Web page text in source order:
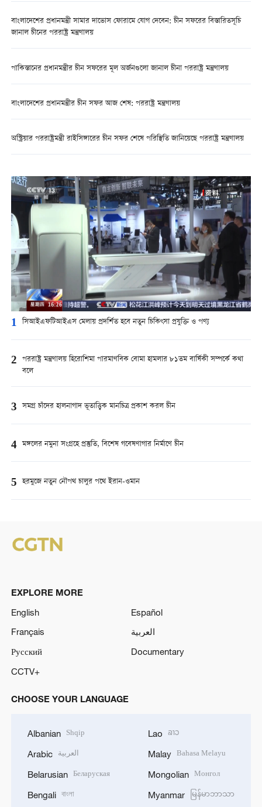
বাংলাদেশের প্রধানমন্ত্রী সামার দাভোস ফোরামে যোগ দেবেন: চীন সফরের বিস্তারিতসূচি
জানাল চীনের পররাষ্ট্র মন্ত্রণালয়
পাকিস্তানের প্রধানমন্ত্রীর চীন সফরের মূল অর্জনগুলো জানাল চীনা পররাষ্ট্র মন্ত্রণালয়
বাংলাদেশের প্রধানমন্ত্রীর চীন সফর আজ শেষ: পররাষ্ট্র মন্ত্রণালয়
অস্ট্রিয়ার পররাষ্ট্রমন্ত্রী রাইসিঙ্গারের চীন সফর শেষে পরিস্থিতি জানিয়েছে পররাষ্ট্র মন্ত্রণালয়
1 সিআইএফটিআইএস মেলায় প্রদর্শিত হবে নতুন চিকিৎসা প্রযুক্তি ও পণ্য
2 পররাষ্ট্র মন্ত্রণালয় হিরোশিমা পারমাণবিক বোমা হামলার ৮১তম বার্ষিকী সম্পর্কে কথা
বলে
3 সমগ্র চাঁদের হালনাগাদ ভূতাত্ত্বিক মানচিত্র প্রকাশ করল চীন
4 মঙ্গলের নমুনা সংগ্রহে প্রস্তুতি, বিশেষ গবেষণাগার নির্মাণে চীন
5 হরমুজে নতুন নৌপথ চালুর পথে ইরান-ওমান
EXPLORE MORE
English
Español
Français
العربية
Русский
Documentary
CCTV+
CHOOSE YOUR LANGUAGE
Albanian Shqip
Arabic العربية
Belarusian Беларуская
Bengali বাংলা
Lao ລາວ
Malay Bahasa Melayu
Mongolian Монгол
Myanmar မြန်မာဘာသာ